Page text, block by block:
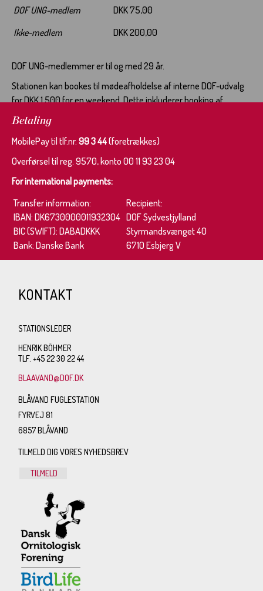
DOF UNG-medlem
DKK 75,00
Ikke-medlem
DKK 200,00
DOF UNG-medlemmer er til og med 29 år.
Stationen kan bookes til mødeafholdelse af interne DOF-udvalg
for DKK 1.500 for en weekend. Dette inkluderer booking af
naturskolen til mødeafholdelse og overnatning fredag til søndag.
For DOF-UNG er prisen DKK 1.000.
Betaling
MobilePay til tlf.nr. 99 3 44(foretrækkes)
Overførsel til reg. 9570, konto 00 11 93 23 04
For international payments:
Transfer information:
IBAN: DK6730000011932304
BIC (SWIFT): DABADKKK
Bank: Danske Bank
Recipient:
DOF Sydvestjylland
Styrmandsvænget 40
6710 Esbjerg V
KONTAKT
STATIONSLEDER
HENRIK BÖHMER
TLF. +45 22 30 22 44
BLAAVAND@DOF.DK
BLÅVAND FUGLESTATION
FYRVEJ 81
6857 BLÅVAND
TILMELD DIG VORES NYHEDSBREV
TILMELD